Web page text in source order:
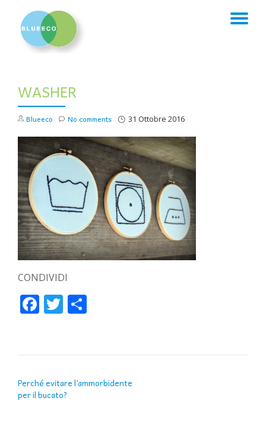
WASHER
Blueeco 31 Ottobre 2016
No comments
CONDIVIDI
FacebookTwitter
Perché evitare l’ammorbidente
per il bucato?